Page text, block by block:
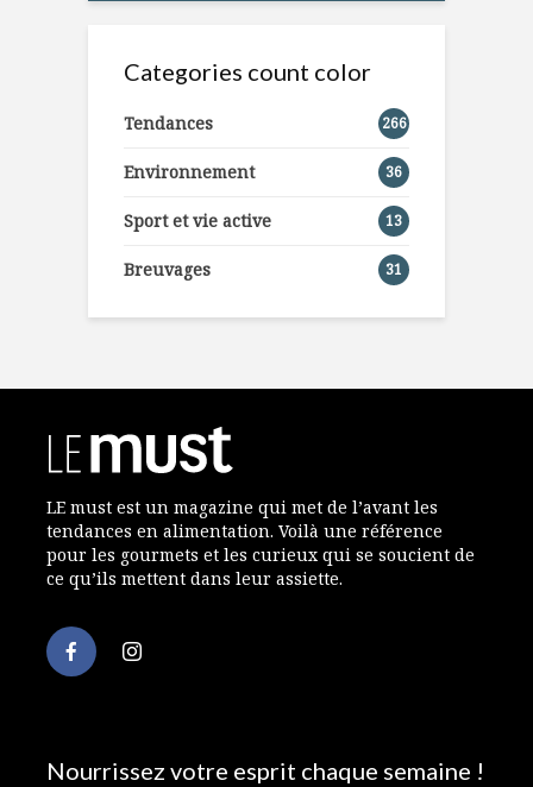
Categories count color
Tendances 266
Environnement 36
Sport et vie active 13
Breuvages 31
LE must est un magazine qui met de l’avant les
tendances en alimentation. Voilà une référence
pour les gourmets et les curieux qui se soucient de
ce qu’ils mettent dans leur assiette.
Nourrissez votre esprit chaque semaine !